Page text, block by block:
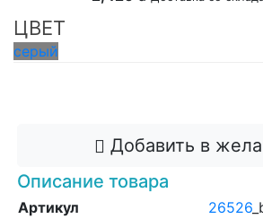
ЦВЕТ
серый
Добавить в
Описание товара
Артикул 26526